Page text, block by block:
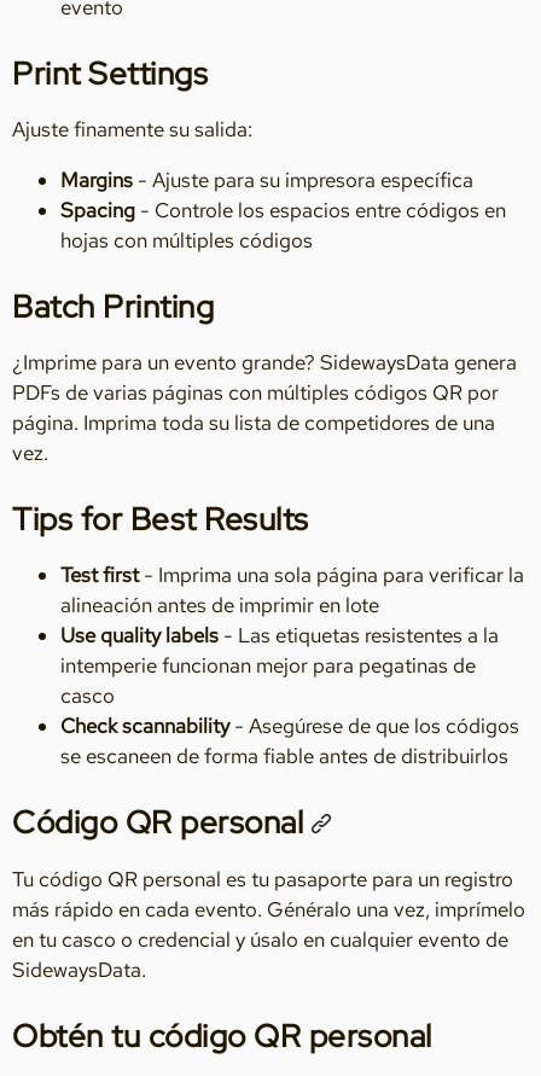
evento
Print Settings
Ajuste finamente su salida:
Margins - Ajuste para su impresora específica
Spacing - Controle los espacios entre códigos en
hojas con múltiples códigos
Batch Printing
¿Imprime para un evento grande? SidewaysData genera
PDFs de varias páginas con múltiples códigos QR por
página. Imprima toda su lista de competidores de una
vez.
Tips for Best Results
Test first- Imprima una sola página para verificar la
alineación antes de imprimir en lote
Use quality labels - Las etiquetas resistentes a la
intemperie funcionan mejor para pegatinas de
casco
Check scannability- Asegúrese de que los códigos
se escaneen de forma fiable antes de distribuirlos
Código QR personal
Tu código QR personal es tu pasaporte para un registro
más rápido en cada evento. Généralo una vez, imprímelo
en tu casco o credencial y úsalo en cualquier evento de
SidewaysData.
Obtén tu código QR personal